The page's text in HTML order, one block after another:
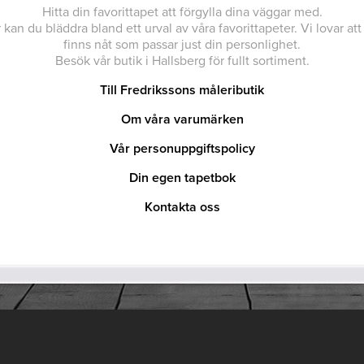
Hitta din favorittapet att förgylla dina väggar med.
kan du bläddra bland ett urval av våra favorittapeter. Vi lovar
finns nåt som passar just din personlighet.
Besök vår butik i Hallsberg för fullt sortiment.
Till Fredrikssons måleributik
Om våra varumärken
Vår personuppgiftspolicy
Din egen tapetbok
Kontakta oss